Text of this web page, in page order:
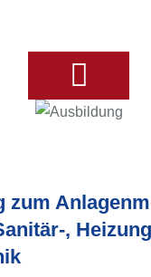
zum
,